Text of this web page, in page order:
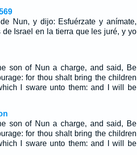
Nun, y dijo: Esfuérzate y anímate,
Israel en la tierra que les juré, y yo
son of Nun a charge, and said, Be
for thou shalt bring the children
I sware unto them: and I will be
son of Nun a charge, and said, Be
for thou shalt bring the children
I sware unto them: and I will be